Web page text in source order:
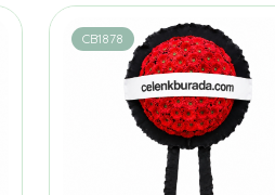
CB1878